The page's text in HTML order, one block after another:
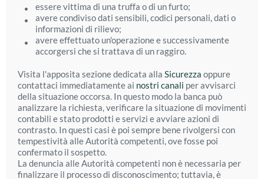
essere vittima di una truffa o di un furto;
avere condiviso dati sensibili, codici personali, dati o
informazioni di rilievo;
avere effettuato un'operazione e successivamente
accorgersi che si trattava di un raggiro.
Visita l'apposita sezione dedicata alla Sicurezza oppure
contattaci immediatamente ai nostri canali per avvisarci
della situazione occorsa. In questo modo la banca può
analizzare la richiesta, verificare la situazione di movimenti
contabili e stato prodotti e servizi e avviare azioni di
contrasto. In questi casi è poi sempre bene rivolgersi con
tempestività alle Autorità competenti, ove fosse poi
confermato il sospetto.
La denuncia alle Autorità competenti non è necessaria per
finalizzare il processo di disconoscimento; tuttavia, è